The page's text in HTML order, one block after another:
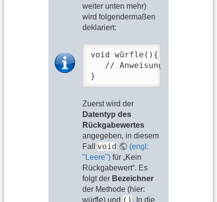
weiter unten mehr)
wird folgendermaßen
deklariert:
void würfle(){
   // Anweisungen
}
Zuerst wird der
Datentyp des
Rückgabewertes
angegeben, in diesem
Fall void
(engl:
"Leere")für „Kein
Rückgabewert“. Es
folgt der Bezeichner
der Methode (hier:
würfle) und () . In die